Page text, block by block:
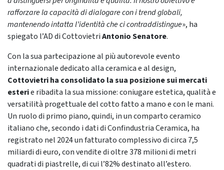
rafforzare la capacità di dialogare con i trend globali,
mantenendo intatta l’identità che ci contraddistingue», ha
spiegato l’AD di CottovietriAntonio Senatore.
Con la sua partecipazione al più autorevole evento
internazionale dedicato alla ceramica e al design,
Cottovietri ha consolidato la sua posizione sui mercati
esterie ribadita la sua missione: coniugare estetica, qualità e
versatilità progettuale del cotto fatto a mano e con le mani.
Un ruolo di primo piano, quindi, in un comparto ceramico
italiano che, secondo i dati di Confindustria Ceramica, ha
registrato nel 2024 un fatturato complessivo di circa 7,5
miliardi di euro, con vendite di oltre 378 milioni di metri
quadrati di piastrelle, di cui l’82% destinato all’estero.